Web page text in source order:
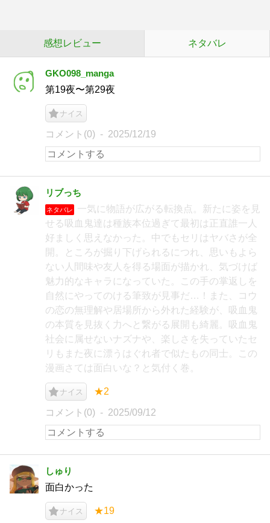
感想レビュー ネタバレ
GKO098_manga
第19夜〜第29夜
ナイス
コメント(0) 2025/12/19
リブっち
ネタバレ
一気に物語が広がる転換点。新たに姿を見
せる吸血鬼達は種族本位過ぎて最初は正直誰一人
好ましく思えなかった。中でもセリはヤバさが全
開。ところが掘り下げられるにつれ、思いもよら
ない人間味や友人を得る場面が描かれ、気づけば
魅力的なキャラになっていた。この手の掌返しを
自然にやってのける筆致が見事だ…！また、コウ
の恋の無理解や居場所から外れた経験が、吸血鬼
の本質を見抜く力へと繋がる展開も綺麗。吸血鬼
社会に属せないナズナや、楽しさを失っていたセ
リもまた夜に漂うはぐれ者で似たもの同士。この
漫画さては面白いな？と気付く巻。
ナイス ★2
コメント(0) 2025/09/12
しゅり
面白かった
ナイス ★19